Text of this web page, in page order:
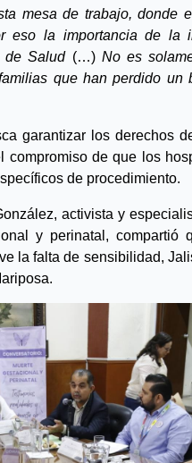
mesa de trabajo, donde
eso la importancia de la
de Salud (…) No es
que han perdido un
garantizar los derechos
compromiso de que los
de procedimiento.
activista y
y perinatal, compartió
la falta de sensibilidad,